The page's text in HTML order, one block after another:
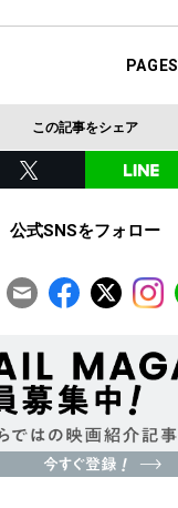
PAGES
この記事をシェア
公式SNSをフォロー